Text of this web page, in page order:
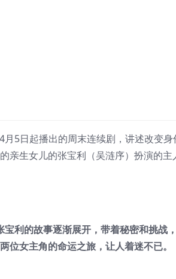
月5日起播出的周末连续剧，讲述改变身
亲生女儿的张宝利（吴涟序）扮演的主
利的故事逐渐展开，带着秘密和挑战
女主角的命运之旅，让人着迷不已。